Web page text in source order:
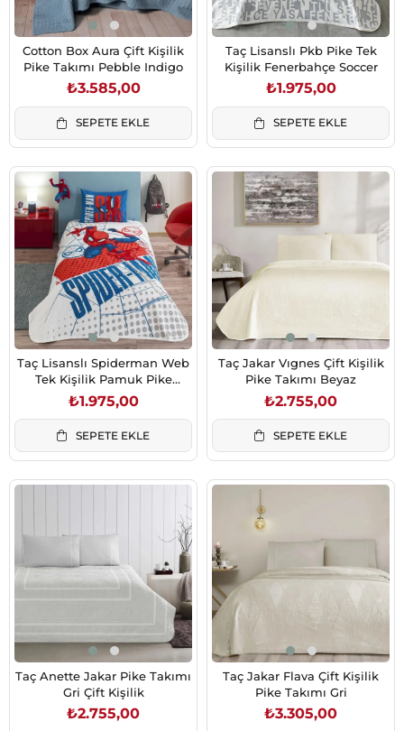
Cotton Box Aura Çift Kişilik
Pike Takımı Pebble Indigo
₺3.585,00
SEPETE EKLE
Taç Lisanslı Pkb Pike Tek
Kişilik Fenerbahçe Soccer
₺1.975,00
SEPETE EKLE
Taç Lisanslı Spiderman Web
Tek Kişilik Pamuk Pike
Takımı
₺1.975,00
SEPETE EKLE
Taç Jakar Vıgnes Çift Kişilik
Pike Takımı Beyaz
₺2.755,00
SEPETE EKLE
Taç Anette Jakar Pike Takımı
Gri Çift Kişilik
₺2.755,00
Taç Jakar Flava Çift Kişilik
Pike Takımı Gri
₺3.305,00